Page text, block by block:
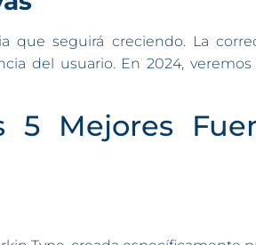
seguirá creciendo. La
del usuario. En 2024,
Mejores